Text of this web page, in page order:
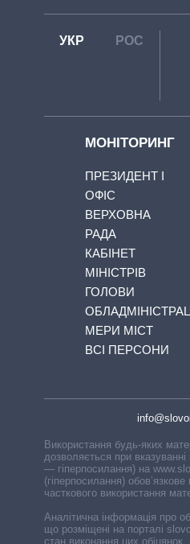
УКР РОС
МОНІТОРИНГ
ПРЕЗИДЕНТ І
ОФІС
ВЕРХОВНА
РАДА
КАБІНЕТ
МІНІСТРІВ
ГОЛОВИ
МЕРИ МІСТ
ВСІ ПЕРСОНИ
Використання будь-яких
дозволяється при
— гіперпосилання) на
(гіперпосилання)
часткового використання
Аналітична інформація про
що розміщені на порталі
стан виконання цих